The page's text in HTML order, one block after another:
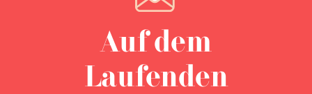
Auf dem
Laufenden